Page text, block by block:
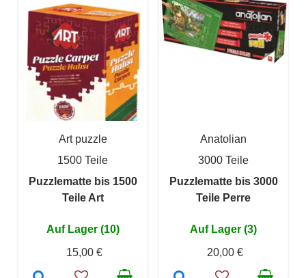
Art puzzle
1500 Teile
Puzzlematte bis 1500
Teile Art
Auf Lager (10)
15,00 €
Anatolian
3000 Teile
Puzzlematte bis 3000
Teile Perre
Auf Lager (3)
20,00 €